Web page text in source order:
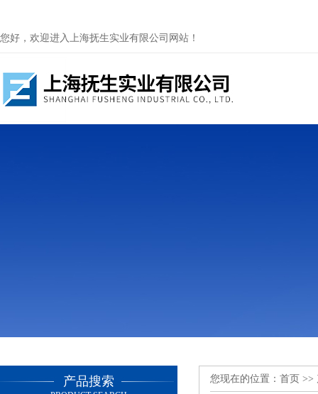
您好，欢迎进入上海抚生实业有限公司网站！
产品搜索 您现在的位置： 首页 >>